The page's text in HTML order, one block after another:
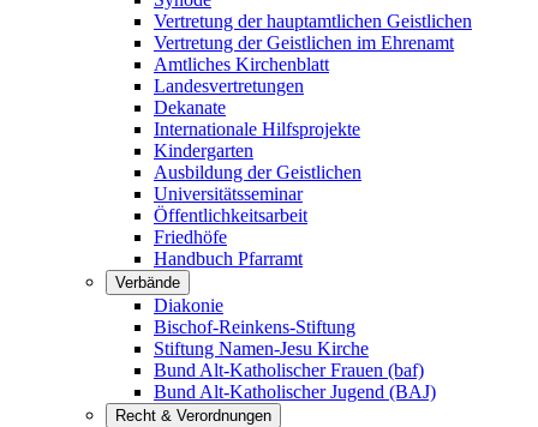
Vertretung der hauptamtlichen Geistlichen
Vertretung der Geistlichen im Ehrenamt
Amtliches Kirchenblatt
Landesvertretungen
Dekanate
Internationale Hilfsprojekte
Kindergarten
Ausbildung der Geistlichen
Universitätsseminar
Öffentlichkeitsarbeit
Friedhöfe
Handbuch Pfarramt
Verbände
Diakonie
Bischof-Reinkens-Stiftung
Stiftung Namen-Jesu Kirche
Bund Alt-Katholischer Frauen (baf)
Bund Alt-Katholischer Jugend (BAJ)
Recht & Verordnungen